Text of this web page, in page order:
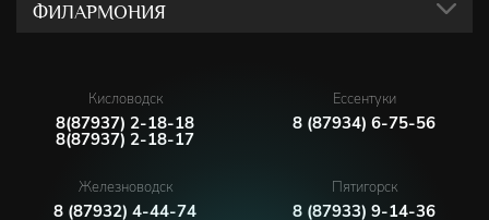
ФИЛАРМОНИЯ
Кисловодск
8(87937) 2-18-18
8(87937) 2-18-17
Ессентуки
8 (87934) 6-75-56
Железноводск
8 (87932) 4-44-74
Пятигорск
8 (87933) 9-14-36